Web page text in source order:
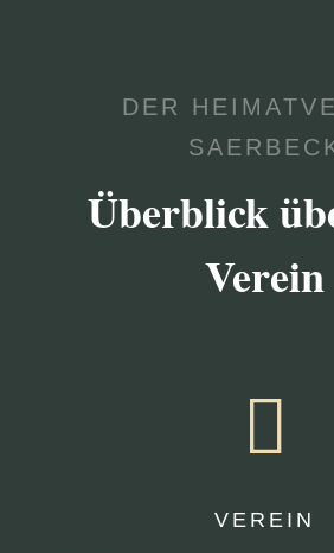
DER
Überblick
Verein

VEREIN